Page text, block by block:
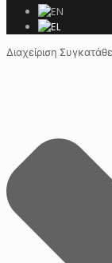
Διαχείριση